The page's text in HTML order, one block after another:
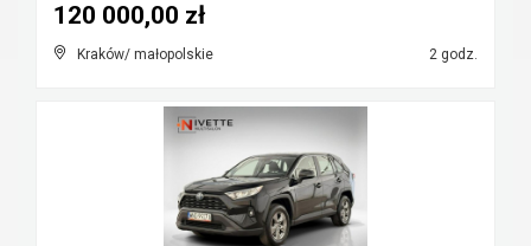
Kraków/ małopolskie 2 godz.
120 000,00 zł